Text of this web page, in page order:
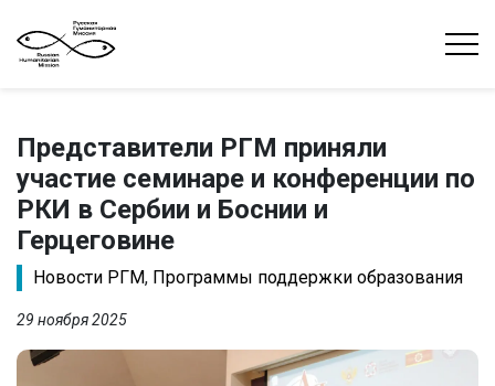
Представители РГМ приняли
участие семинаре и конференции по
РКИ в Сербии и Боснии и
Герцеговине
Новости РГМ, Программы поддержки образования
29 ноября 2025